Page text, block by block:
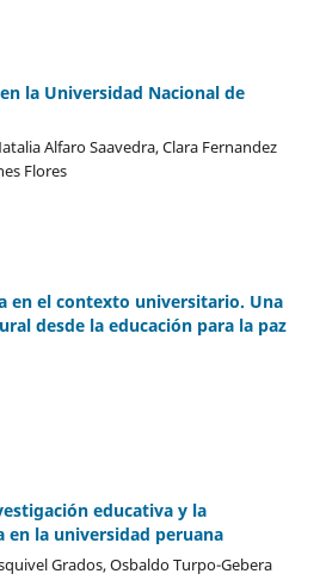
la Universidad Nacional de
Alfaro Saavedra, Clara Fernandez
Flores
en el contexto universitario. Una
desde la educación para la paz
educativa y la
la universidad peruana
Grados, Osbaldo Turpo-Gebera